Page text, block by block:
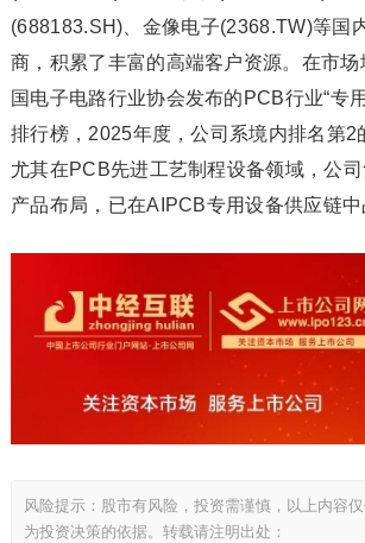
(688183.SH)、金像电子(2368.TW)等国
商，积累了丰富的高端客户资源。在市场
国电子电路行业协会发布的PCB行业“专
排行榜，2025年度，公司系境内排名第2
尤其在PCB先进工艺制程设备领域，公
产品布局，已在AIPCB专用设备供应链中
风险提示：股市有风险，投资需谨慎，以上内容
为投资决策的依据。转载请注明出处：